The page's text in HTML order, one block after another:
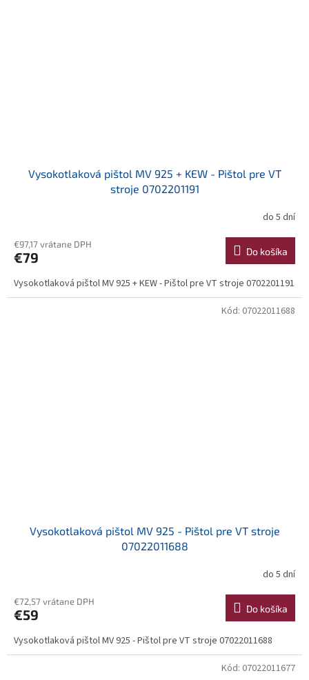
Vysokotlaková pištol MV 925 + KEW - Pištol pre VT
stroje 0702201191
do 5 dní
€97,17 vrátane DPH
€79 Do košíka
Vysokotlaková pištol MV 925 + KEW - Pištol pre VT stroje 0702201191
Vysokotlaková pištol MV 925 - Pištol pre VT stroje
07022011688
do 5 dní
€72,57 vrátane DPH
€59 Do košíka
Vysokotlaková pištol MV 925 - Pištol pre VT stroje 07022011688
Kód: 07022011688
Kód: 07022011677